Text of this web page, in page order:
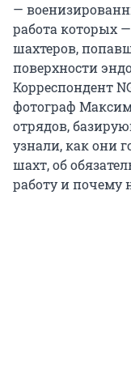
—
работа которых
шахтеров,
поверхности
Корреспондент
фотограф
отрядов,
узнали, как они
шахт, об
работу и почему